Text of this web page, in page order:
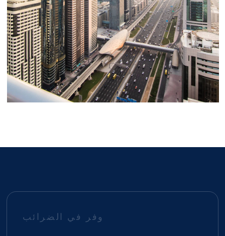
تأشيرة المستثمر (سنتان)
من قيمة عقار تبلغ ‎750,000‎ درهم إماراتي
التأشيرة الذهبية (10 سنوات)
من قيمة عقار تبلغ ‎2,000,000‎ درهم إماراتي